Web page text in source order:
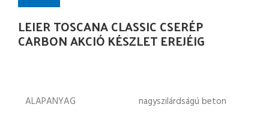
LEIER TOSCANA CLASSIC CSERÉP
CARBON AKCIÓ KÉSZLET EREJÉIG
ALAPANYAG nagyszilárdságú beton